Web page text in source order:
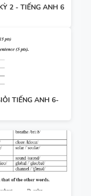
2 - TIẾNG ANH 6
TIẾNG ANH 6-